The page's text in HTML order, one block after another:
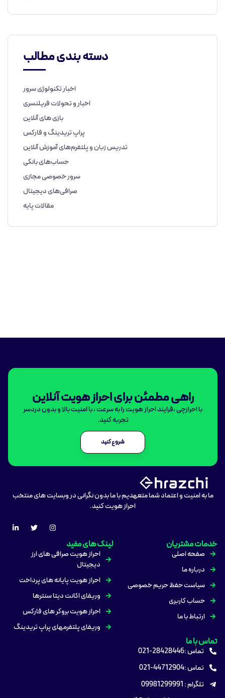
دسته بندی مطالب
اخبار تکنولوژی سرور
اخبار و تحولات فریلنسری
بازی های آنلاین
پراپ تریدینگ و فارکس
تدریس زبان و پلتفرم‌های آموزش آنلاین
حساب‌های بانکی
سرور خصوصی مجازی
صرافی‌های دیجیتال
مقالات پایه
راهی مطمئن برای احراز هویت آنلاین
با احرازچی ،فرایند احراز هویت را به سرعت ، با امنیت بالا و بدون دردسر
تجربه کنید.
شروع کنید
ما به امنیت و اعتماد شما متعهدیم با ما بدون نگرانی در وبسایت های منتخب
احراز هویت کنید.
خدمات مشتریان
صفحه اصلی
درباره ما
سیاست حفظ حریم خصوصی
حساب کاربری
ارتباط با ما
لینک های مفید
احراز هویت صرافی های ارز
دیجیتال
احراز هویت پایانه های پرداخت
وریفای اکانت دیتا سنترها
احراز هویت بروکر های فارکس
وریفای پلتفرمهای پراپ تریدینگ
تماس با ما
تماس :28428446-021
تماس :44712904-021
تلگرام : 09981299991